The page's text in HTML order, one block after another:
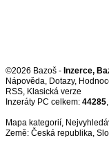
©2026 Bazoš - Inzerce,
Nápověda, Dotazy,
RSS,
Inzeráty PC celkem: 44285
Mapa kategorií,
Země: Česká republika,